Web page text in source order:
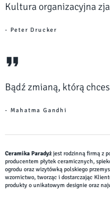
Kultura organizacyjna
- Peter Drucker
Bądź zmianą, którą
- Mahatma Gandhi
Ceramika Paradyż jest rodzinną firmą z
producentem płytek ceramicznych,
ogrodu oraz wizytówką polskiego
wzornictwo, tworząc i dostarczając
produkty o unikatowym designie oraz